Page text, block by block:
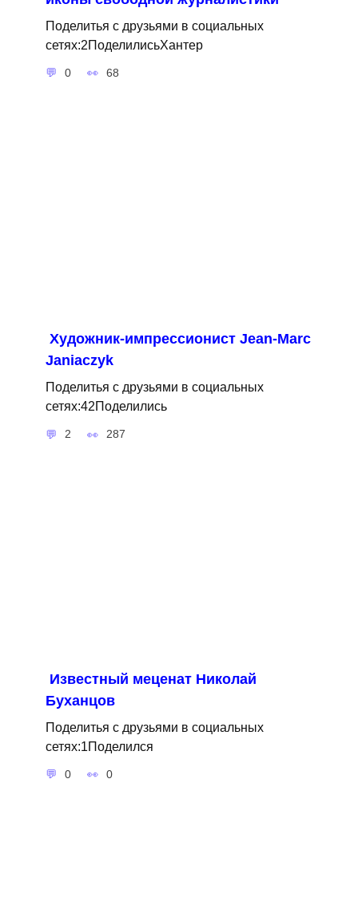
Поделитья с друзьями в социальных
сетях:2ПоделилисьХантер
0 68
Художник-импрессионист Jean-Marc
Janiaczyk
Поделитья с друзьями в социальных
сетях:42Поделились
2 287
Известный меценат Николай
Буханцов
Поделитья с друзьями в социальных
сетях:1Поделился
0 0